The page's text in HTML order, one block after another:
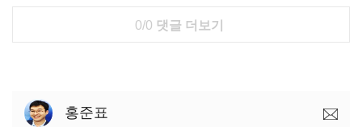
0/0 댓글 더보기
홍준표